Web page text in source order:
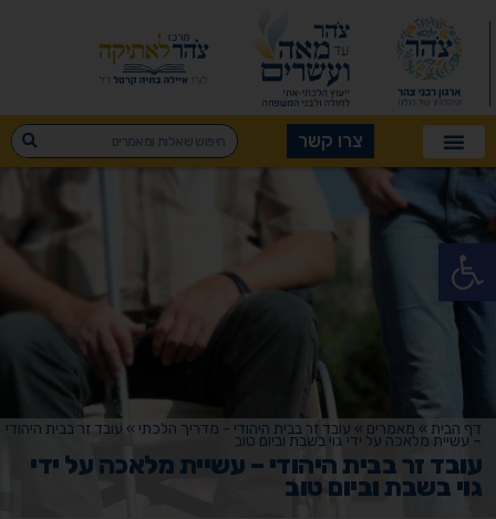
פתח סרגל נגישות
צרו קשר
דף הבית » מאמרים » עובד זר בבית היהודי - מדריך הלכתי » עובד זר בבית היהודי
– עשיית מלאכה על ידי גוי בשבת וביום טוב
עובד זר בבית היהודי – עשיית מלאכה על ידי
גוי בשבת וביום טוב